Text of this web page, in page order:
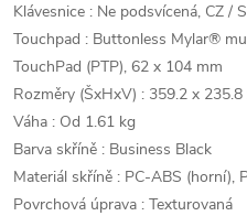
Klávesnice : Ne podsvícená, CZ /
Touchpad : Buttonless Mylar®
TouchPad (PTP), 62 x 104 mm
Rozměry (ŠxHxV) : 359.2 x
Váha : Od 1.61 kg
Barva skříně : Business Black
Materiál skříně : PC-ABS (horní),
Povrchová úprava : Texturovaná